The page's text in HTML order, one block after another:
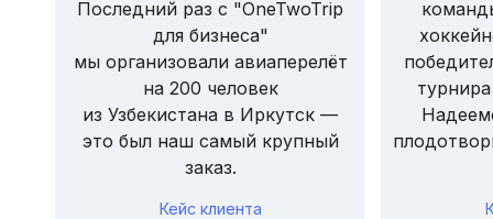
Кейс клиента
Последний раз с "OneTwoTrip
для бизнеса"
мы организовали авиаперелёт
на 200 человек
из Узбекистана в Иркутск —
это был наш самый крупный
заказ.